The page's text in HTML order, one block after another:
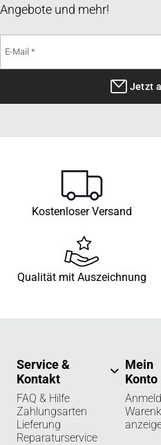
Angebote und mehr!
Jetzt
Kostenloser Versand
Qualität mit Auszeichnung
Service &
Kontakt
FAQ & Hilfe
Zahlungsarten
Lieferung
Reparaturservice
Mein
Konto